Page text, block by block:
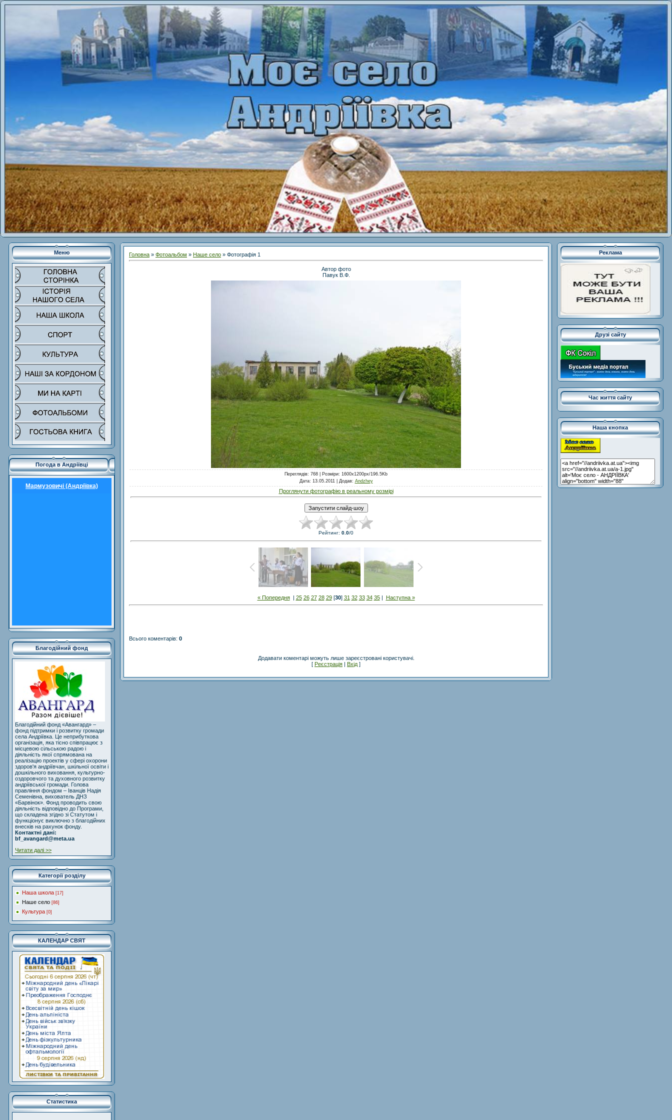
Меню
Погода в Андріївці
Мармузовичі (Андріївка)
Благодійний фонд
Благодійний фонд «Авангард» –
фонд підтримки і розвитку громади
села Андріївка. Це неприбуткова
організація, яка тісно співпрацює з
місцевою сільською радою і
діяльність якої спрямована на
реалізацію проектів у сфері охорони
здоров'я андріївчан, шкільної освіти і
дошкільного виховання, культурно-
оздоровчого та духовного розвитку
андріївської громади. Голова
правління фондом – Іванців Надія
Семенівна, вихователь ДНЗ
«Барвінок». Фонд проводить свою
діяльність відповідно до Програми,
що складена згідно зі Статутом і
функціонує виключно з благодійних
внесків на рахунок фонду.
Контактні дані:
bf_avangard@meta.ua
Читати далі >>
Категорії розділу
Наша школа [17]
Наше село [86]
Культура [0]
КАЛЕНДАР СВЯТ
Статистика
Головна » Фотоальбом » Наше село » Фотографія 1
Автор фото
Павук В.Ф.
Переглядів: 768 | Розміри: 1600x1200px/196.5Kb
Дата: 13.05.2011 | Додав: Andzhey
Проглянути фотографію в реальному розмірі
Рейтинг: 0.0/0
« Попередня| 25 26 27 28 29[30] 31 32 33 34 35| Наступна »
Всього коментарів: 0
Додавати коментарі можуть лише зареєстровані користувачі.
[ Реєстрація Вхід ]
Реклама
Друзі сайту
Час життя сайту
Наша кнопка